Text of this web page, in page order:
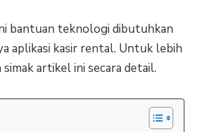
bantuan teknologi dibutuhkan
aplikasi kasir rental. Untuk lebih
simak artikel ini secara detail.